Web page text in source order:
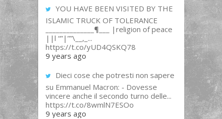
YOU HAVE BEEN VISITED BY THE
ISLAMIC TRUCK OF TOLERANCE
______________¶___ |religion of peace
||l “”|””\__,_...
https://t.co/yUD4QSKQ78
9 years ago
Dieci cose che potresti non sapere
su Emmanuel Macron: - Dovesse
vincere anche il secondo turno delle...
https://t.co/8wmlN7ESOo
9 years ago